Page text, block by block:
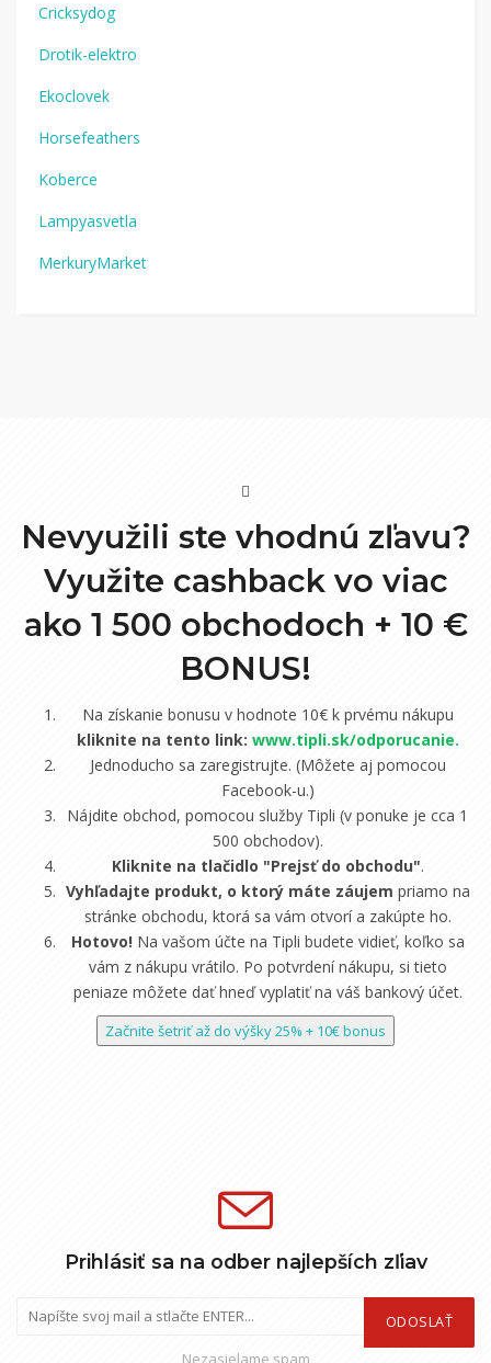
Cricksydog
Drotik-elektro
Ekoclovek
Horsefeathers
Koberce
Lampyasvetla
MerkuryMarket
Nevyužili ste vhodnú zľavu?
Využite cashback vo viac
ako 1 500 obchodoch + 10 €
BONUS!
Na získanie bonusu v hodnote 10€ k prvému nákupu
kliknite na tento link: www.tipli.sk/odporucanie.
Jednoducho sa zaregistrujte. (Môžete aj pomocou
Facebook-u.)
Nájdite obchod, pomocou služby Tipli (v ponuke je cca 1
500 obchodov).
Kliknite na tlačidlo "Prejsť do obchodu".
Vyhľadajte produkt, o ktorý máte záujem priamo na
stránke obchodu, ktorá sa vám otvorí a zakúpte ho.
Hotovo! Na vašom účte na Tipli budete vidieť, koľko sa
vám z nákupu vrátilo. Po potvrdení nákupu, si tieto
peniaze môžete dať hneď vyplatiť na váš bankový účet.
Začnite šetriť až do výšky 25% + 10€ bonus
Prihlásiť sa na odber najlepších zľiav
ODOSLAŤ
Nezasielame spam